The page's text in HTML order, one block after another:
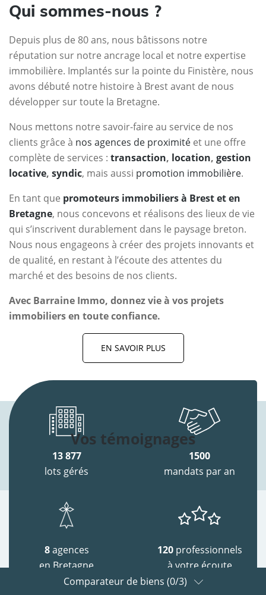
Qui sommes-nous ?
Depuis plus de 80 ans, nous bâtissons notre
réputation sur notre ancrage local et notre expertise
immobilière. Implantés sur la pointe du Finistère, nous
avons débuté notre histoire à Brest avant de nous
développer sur toute la Bretagne.
Nous mettons notre savoir-faire au service de nos
clients grâce à nos agences de proximité et une offre
complète de services : transaction, location, gestion
locative, syndic, mais aussi promotion immobilière.
En tant que promoteurs immobiliers à Brest et en
Bretagne, nous concevons et réalisons des lieux de vie
qui s’inscrivent durablement dans le paysage breton.
Nous nous engageons à créer des projets innovants et
de qualité, en restant à l’écoute des attentes du
marché et des besoins de nos clients.
Avec Barraine Immo, donnez vie à vos projets
immobiliers en toute confiance.
EN SAVOIR PLUS
Vos témoignages
13 877
lots gérés
1500
mandats par an
8agences
en Bretagne
120 professionnels
à votre écoute
Comparateur de biens (0/3)